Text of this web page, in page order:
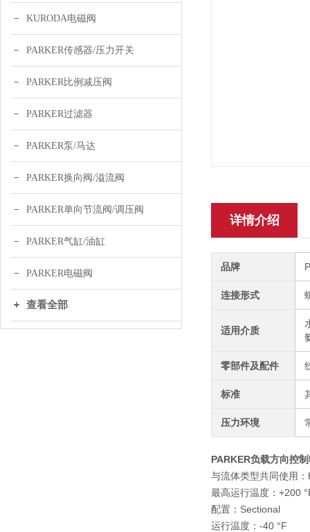
KURODA电磁阀
PARKER传感器/压力开关
PARKER比例减压阀
PARKER过滤器
PARKER泵/马达
PARKER换向阀/溢流阀
PARKER单向节流阀/调压阀
PARKER气缸/油缸
PARKER电磁阀
查看全部
详情介绍
品牌
连接形式
适用介质
零部件及配件
标准
压力环境
PARKER负载方向控
与流体类型共同使用
最高运行温度：+200
配置：Sectional
运行温度：-40 °F